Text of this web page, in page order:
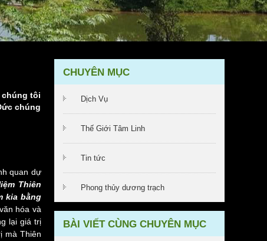
tôi
chúng
quan dự
Thiên
kia bằng
hóa và
lại giá trị
mà Thiên
CHUYÊN MỤC
Dịch Vụ
Thế Giới Tâm Linh
Tin tức
Phong thủy dương trạch
BÀI VIẾT CÙNG CHUYÊN MỤC